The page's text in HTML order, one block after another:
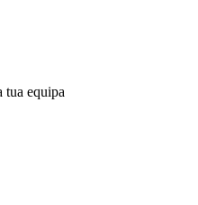
tua equipa